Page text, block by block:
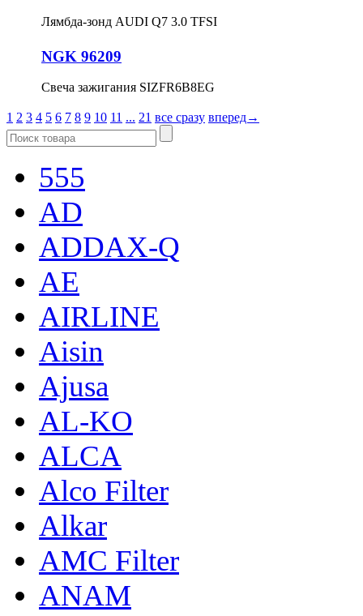
Лямбда-зонд AUDI Q7 3.0 TFSI
NGK 96209
Свеча зажигания SIZFR6B8EG
1 2 3 4 5 6 7 8 9 10 11 ... 21 все сразу вперед→
555
AD
ADDAX-Q
AE
AIRLINE
Aisin
Ajusa
AL-KO
ALCA
Alco Filter
Alkar
AMC Filter
ANAM